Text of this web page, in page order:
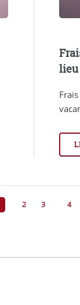
lieu
2 3 4